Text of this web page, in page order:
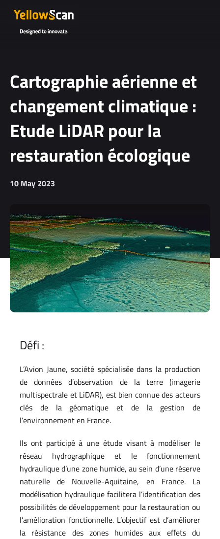
Cartographie aérienne et
changement climatique :
Etude LiDAR pour la
restauration écologique
10 May 2023
Défi :
L’Avion Jaune, société spécialisée dans la production
de données d’observation de la terre (imagerie
multispectrale et LiDAR), est bien connue des acteurs
clés de la géomatique et de la gestion de
l’environnement en France.
Ils ont participé à une étude visant à modéliser le
réseau hydrographique et le fonctionnement
hydraulique d’une zone humide, au sein d’une réserve
naturelle de Nouvelle-Aquitaine, en France. La
modélisation hydraulique facilitera l’identification des
possibilités de développement pour la restauration ou
l’amélioration fonctionnelle. L’objectif est d’améliorer
la résistance des zones humides aux effets du
Project
YellowScan's
I agree to the
storage and
processing
of my
personal
data.*
You can
unsubscribe
at any time.
see our